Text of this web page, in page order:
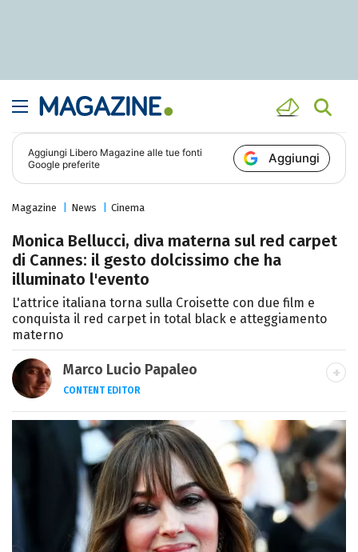
Aggiungi Libero Magazine alle tue fonti
Google preferite
Aggiungi
Magazine News Cinema
Monica Bellucci, diva materna sul red carpet
di Cannes: il gesto dolcissimo che ha
illuminato l'evento
L'attrice italiana torna sulla Croisette con due film e
conquista il red carpet in total black e atteggiamento
materno
Marco Lucio Papaleo
CONTENT EDITOR
LINKEDIN
FACEBOOK ALTRI SITI
Per vivere (in ogni senso) scrivo e descrivo:
mi interessa molto il contenuto, ma spesso
resto affascinato dall'utilizzo del
contenitore. Amo Tetris e le narrazioni
interattive.